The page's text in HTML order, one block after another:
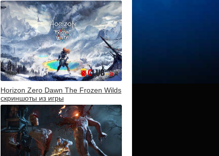
Horizon Zero Dawn The Frozen Wilds
скриншоты из игры